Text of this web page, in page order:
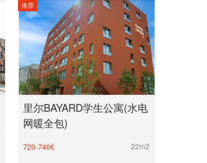
推荐
里尔BAYARD学生公寓(水电
网暖全包)
720-740€ 22m2